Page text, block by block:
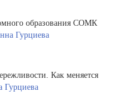
образования СОМК
Гурциева
Как меняется
Гурциева